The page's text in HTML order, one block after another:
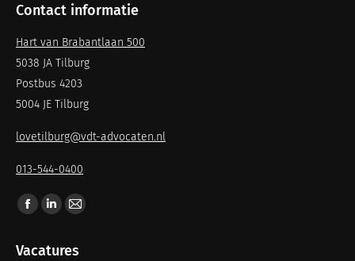
Contact informatie
Hart van Brabantlaan 500
5038 JA Tilburg
Postbus 4203
5004 JE Tilburg
lovetilburg@vdt-advocaten.nl
013-544-0400
Vind ons op:
Vacatures